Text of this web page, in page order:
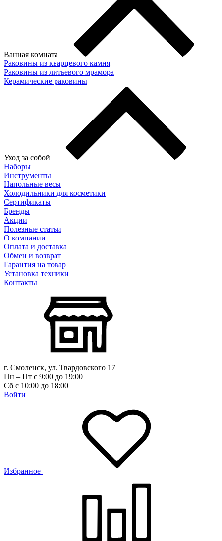
Ванная комната
Раковины из кварцевого камня
Раковины из литьевого мрамора
Керамические раковины
Уход за собой
Наборы
Инструменты
Напольные весы
Холодильники для косметики
Сертификаты
Бренды
Акции
Полезные статьи
О компании
Оплата и доставка
Обмен и возврат
Гарантия на товар
Установка техники
Контакты
г. Смоленск, ул. Твардовского 17
Пн – Пт с 9:00 до 19:00
Сб с 10:00 до 18:00
Войти
Избранное